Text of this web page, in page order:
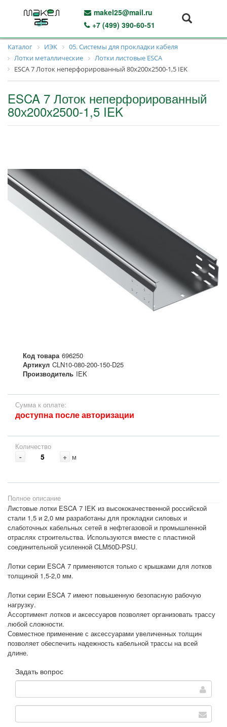
makel25@mail.ru
+7 (499) 390-60-51
Каталог ИЭК
05. Системы для прокладки кабеля
Лотки металлические
Лотки листовые ESCA
ESCA 7 Лоток неперфорированный 80х200х2500-1,5 IEK
ESCA 7 Лоток неперфорированный
80х200х2500-1,5 IEK
Код товара 696250
Артикул CLN10-080-200-150-D25
Производитель IEK
Сумма к оплате:
доступна после авторизации
Количество
- + м
Полное описание
Листовые лотки ESCA 7 IEK из высококачественной российской
стали 1,5 и 2,0 мм разработаны для прокладки силовых и
слаботочных кабельных сетей в нефтегазовой и промышленной
отраслях строительства. Используются вместе с пластиной
соединительной усиленной CLM50D-PSU.
Лотки серии ESCA 7 применяются только с крышками для лотков
толщиной 1,5-2,0 мм.
Лотки серии ESCA 7 имеют повышенную безопасную рабочую
нагрузку.
Ассортимент лотков и аксессуаров позволяет организовать трассу
любой сложности.
Совместное применение с аксессуарами увеличенных толщин
позволяет обеспечить надежность кабельной трассы на всей
длине.
Задать вопрос